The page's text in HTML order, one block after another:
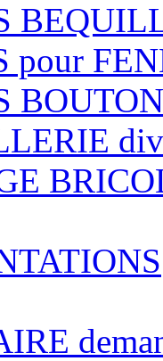
pour